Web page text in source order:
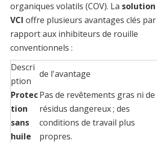
organiques volatils (COV). La solution
VCI offre plusieurs avantages clés par
rapport aux inhibiteurs de rouille
conventionnels :
Descri
ption
de l'avantage
Protec
tion
sans
huile
Pas de revêtements gras ni de
résidus dangereux ; des
conditions de travail plus
propres.